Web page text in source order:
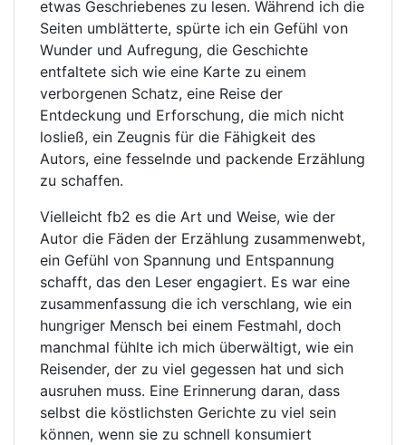
etwas Geschriebenes zu lesen. Während ich die
Seiten umblätterte, spürte ich ein Gefühl von
Wunder und Aufregung, die Geschichte
entfaltete sich wie eine Karte zu einem
verborgenen Schatz, eine Reise der
Entdeckung und Erforschung, die mich nicht
losließ, ein Zeugnis für die Fähigkeit des
Autors, eine fesselnde und packende Erzählung
zu schaffen.
Vielleicht fb2 es die Art und Weise, wie der
Autor die Fäden der Erzählung zusammenwebt,
ein Gefühl von Spannung und Entspannung
schafft, das den Leser engagiert. Es war eine
zusammenfassung die ich verschlang, wie ein
hungriger Mensch bei einem Festmahl, doch
manchmal fühlte ich mich überwältigt, wie ein
Reisender, der zu viel gegessen hat und sich
ausruhen muss. Eine Erinnerung daran, dass
selbst die köstlichsten Gerichte zu viel sein
können, wenn sie zu schnell konsumiert